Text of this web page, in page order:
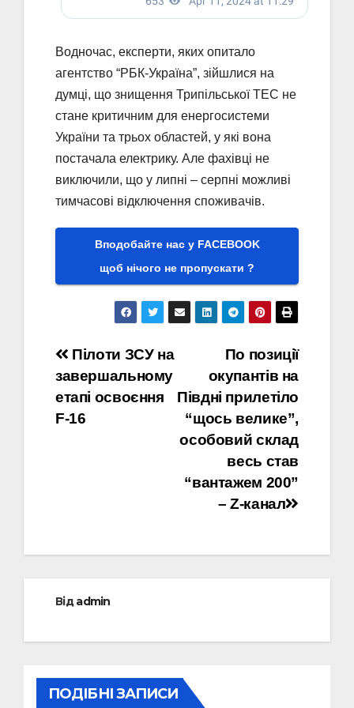
Водночас, експерти, яких опитало
агентство “РБК-Україна”, зійшлися на
думці, що знищення Трипільської ТЕС не
стане критичним для енергосистеми
України та трьох областей, у які вона
постачала електрику. Але фахівці не
виключили, що у липні – серпні можливі
тимчасові відключення споживачів.
Вподобайте нас у FACEBOOK
щоб нічого не пропускати ?
Навігація
записів
По позиції
окупантів на
Півдні прилетіло
“щось велике”,
особовий склад
весь став
“вантажем 200”
– Z-канал
Пілоти ЗСУ на
завершальному
етапі освоєння
F-16
Відadmin
ПОДІБНІ ЗАПИСИ